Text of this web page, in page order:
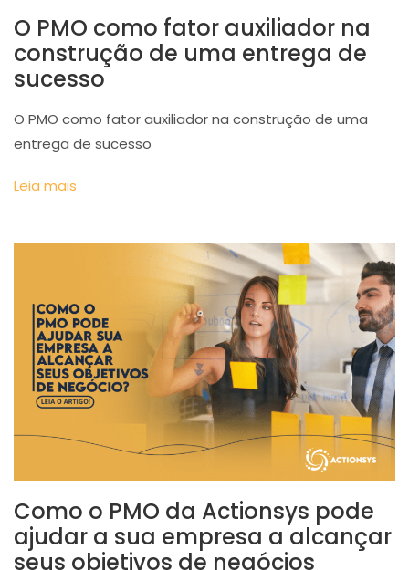
O PMO como fator auxiliador na
construção de uma entrega de
sucesso
O PMO como fator auxiliador na construção de uma
entrega de sucesso
Leia mais
Como o PMO da Actionsys pode
ajudar a sua empresa a alcançar
seus objetivos de negócios